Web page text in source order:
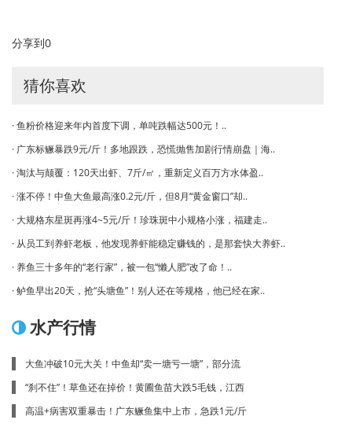
分享到0
猜你喜欢
· 鱼粉价格迎来年内首度下调，单吨跌幅达500元！..
· 广东标鳜暴跌9元/斤！多地跟跌，恐慌抛售加剧行情崩盘｜海..
· 淘汰与颠覆：120天出虾、7斤/㎡，重新定义百万方水体盈..
· 涨不停！中鱼大鱼最高涨0.2元/斤，但8月“黄金窗口”却..
· 大规格东星斑再涨4~5元/斤！珍珠斑中小规格小涨，福建走..
· 从员工到养虾老板，他发现养虾能稳定赚钱的，是那套快大养虾..
· 养鱼三十多年的“老行家”，被一包“懒人肥”改了命！..
· 鲈鱼早出20天，抢“头塘鱼”！别人还在等规格，他已经在家..
水产行情
大鱼冲破10元大关！中鱼却“卖一塘亏一塘”，部分流
“刹不住”！草鱼还在掉价！黄圃鱼苗大跌5毛钱，江西
高温+病害双重暴击！广东鳜鱼集中上市，急跌1元/斤